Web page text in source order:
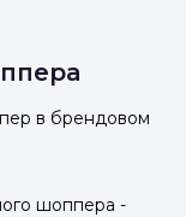
в брендовом
шоппера -